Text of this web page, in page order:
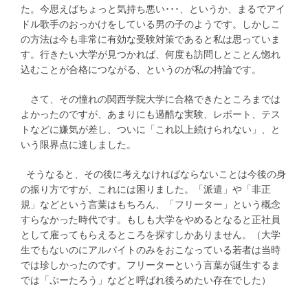
た。今思えばちょっと気持ち悪い･･･、というか、まるでアイ
ドル歌手のおっかけをしている男の子のようです。しかしこ
の方法は今も非常に有効な受験対策であると私は思っていま
す。行きたい大学が見つかれば、何度も訪問しとことん惚れ
込むことが合格につながる、というのが私の持論です。
さて、その憧れの関西学院大学に合格できたところまでは
よかったのですが、あまりにも過酷な実験、レポート、テス
トなどに嫌気が差し、ついに「これ以上続けられない」、と
いう限界点に達しました。
そうなると、その後に考えなければならないことは今後の身
の振り方ですが、これには困りました。「派遣」や「非正
規」などという言葉はもちろん、「フリーター」という概念
すらなかった時代です。もしも大学をやめるとなると正社員
として雇ってもらえるところを探すしかありません。（大学
生でもないのにアルバイトのみをおこなっている若者は当時
では珍しかったのです。フリーターという言葉が誕生するま
では「ぷーたろう」などと呼ばれ後ろめたい存在でした）